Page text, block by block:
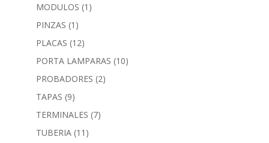
MODULOS (1)
PINZAS (1)
PLACAS (12)
PORTA LAMPARAS (10)
PROBADORES (2)
TAPAS (9)
TERMINALES (7)
TUBERIA (11)